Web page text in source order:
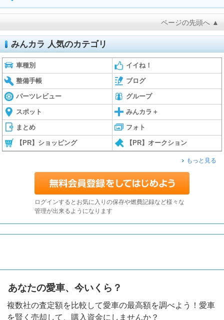
ページの先頭へ ▲
みんカラ 人気のカテゴリ
車種別 イイね！
整備手帳 ブログ
パーツレビュー グループ
スポット みんカラ＋
まとめ フォト
【PR】ショッピング 【PR】オークション
もっと見る
ログインするとお気に入りの保存や燃費記録など様々な
管理が出来るようになります
あなたの愛車、今いくら？
複数社の査定額を比較して愛車の最高額を調べよう！愛車
を賢く売却して、購入資金にしませんか？